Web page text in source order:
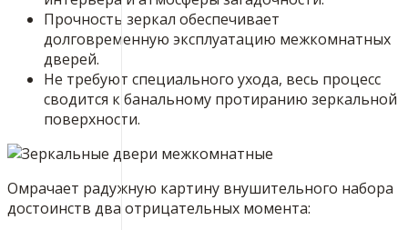
Прочность зеркал обеспечивает
долговременную эксплуатацию межкомнатных
дверей.
Не требуют специального ухода, весь процесс
сводится к банальному протиранию зеркальной
поверхности.
Омрачает радужную картину внушительного набора
достоинств два отрицательных момента: